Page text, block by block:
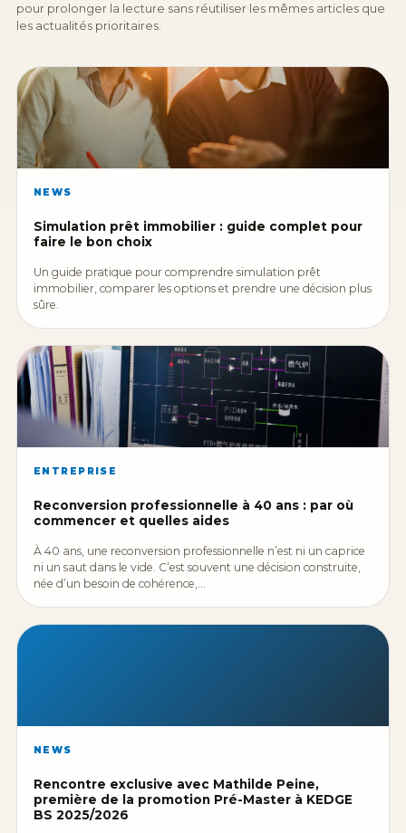
pour prolonger la lecture sans réutiliser les mêmes articles que
les actualités prioritaires.
NEWS
Simulation prêt immobilier : guide complet pour
faire le bon choix
Un guide pratique pour comprendre simulation prêt
immobilier, comparer les options et prendre une décision plus
sûre.
ENTREPRISE
Reconversion professionnelle à 40 ans : par où
commencer et quelles aides
À 40 ans, une reconversion professionnelle n’est ni un caprice
ni un saut dans le vide. C’est souvent une décision construite,
née d’un besoin de cohérence,…
NEWS
Rencontre exclusive avec Mathilde Peine,
première de la promotion Pré-Master à KEDGE
BS 2025/2026